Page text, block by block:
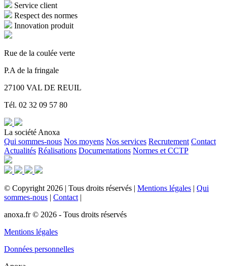
Service client
Respect des normes
Innovation produit
Rue de la coulée verte
P.A de la fringale
27100 VAL DE REUIL
Tél. 02 32 09 57 80
La société Anoxa
Qui sommes-nous Nos moyens Nos services Recrutement Contact
Actualités Réalisations Documentations Normes et CCTP
© Copyright 2026 | Tous droits réservés | Mentions légales | Qui
sommes-nous | Contact |
anoxa.fr © 2026 - Tous droits réservés
Mentions légales
Données personnelles